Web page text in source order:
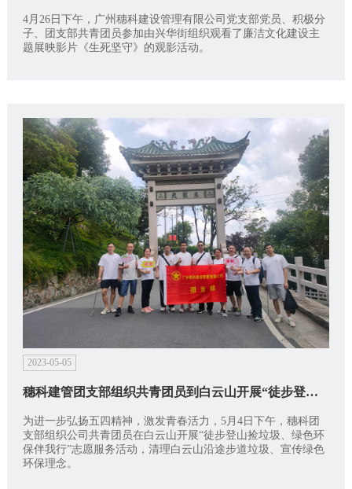
4月26日下午，广州穗科建设管理有限公司党支部党员、积极分
子、团支部共青团员参加由兴华街组织观看了廉洁文化建设主
题展映影片《生死坚守》的观影活动。
2023-05-05
穗科建管团支部组织共青团员到白云山开展“徒步登山捡垃圾，绿色环保伴我行”志愿服务活动
为进一步弘扬五四精神，激发青春活力，5月4日下午，穗科团
支部组织公司共青团员在白云山开展“徒步登山捡垃圾、绿色环
保伴我行”志愿服务活动，清理白云山沿途步道垃圾、宣传绿色
环保理念。